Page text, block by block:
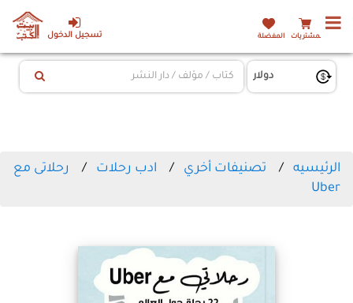
تسجيل الدخول المشتريات المفضلة
الرئيسيه تصنيفات أخري ادب رحلات
رحلاتى مع
Uber